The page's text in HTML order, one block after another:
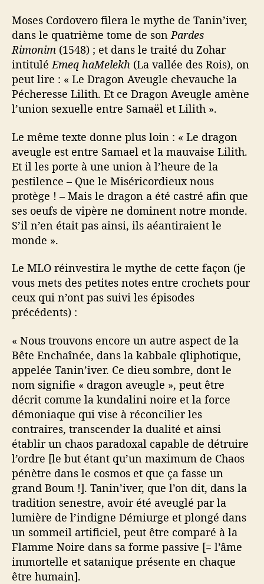
Moses Cordovero filera le mythe de Tanin’iver,
dans le quatrième tome de sonPardes
Rimonim (1548) ; et dans le traité du Zohar
intituléEmeq haMelekh (La vallée des Rois), on
peut lire : « Le Dragon Aveugle chevauche la
Pécheresse Lilith. Et ce Dragon Aveugle amène
l’union sexuelle entre Samaël et Lilith ».
Le même texte donne plus loin : « Le dragon
aveugle est entre Samael et la mauvaise Lilith.
Et il les porte à une union à l’heure de la
pestilence – Que le Miséricordieux nous
protège ! – Mais le dragon a été castré afin que
ses oeufs de vipère ne dominent notre monde.
S’il n’en était pas ainsi, ils aéantiraient le
monde ».
Le MLO réinvestira le mythe de cette façon (je
vous mets des petites notes entre crochets pour
ceux qui n’ont pas suivi les épisodes
précédents) :
« Nous trouvons encore un autre aspect de la
Bête Enchaînée, dans la kabbale qliphotique,
appelée Tanin’iver. Ce dieu sombre, dont le
nom signifie « dragon aveugle », peut être
décrit comme la kundalini noire et la force
démoniaque qui vise à réconcilier les
contraires, transcender la dualité et ainsi
établir un chaos paradoxal capable de détruire
l’ordre [le but étant qu’un maximum de Chaos
pénètre dans le cosmos et que ça fasse un
grand Boum !]. Tanin’iver, que l’on dit, dans la
tradition senestre, avoir été aveuglé par la
lumière de l’indigne Démiurge et plongé dans
un sommeil artificiel, peut être comparé à la
Flamme Noire dans sa forme passive [= l’âme
immortelle et satanique présente en chaque
être humain].